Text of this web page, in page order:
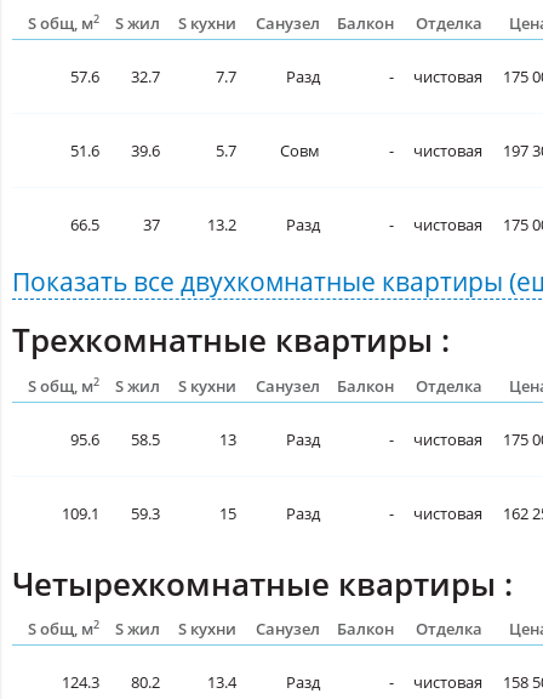
S общ, м2 S жил S кухни Санузел Балкон Отделка
57.6 32.7 7.7 Разд - чистовая 175
51.6 39.6 5.7 Совм - чистовая 197
66.5 37 13.2 Разд - чистовая 175
Показать все двухкомнатные квартиры
Трехкомнатные квартиры :
S общ, м2 S жил S кухни Санузел Балкон Отделка
95.6 58.5 13 Разд - чистовая 175
109.1 59.3 15 Разд - чистовая 162
Четырехкомнатные квартиры :
S общ, м2 S жил S кухни Санузел Балкон Отделка
124.3 80.2 13.4 Разд - чистовая 158